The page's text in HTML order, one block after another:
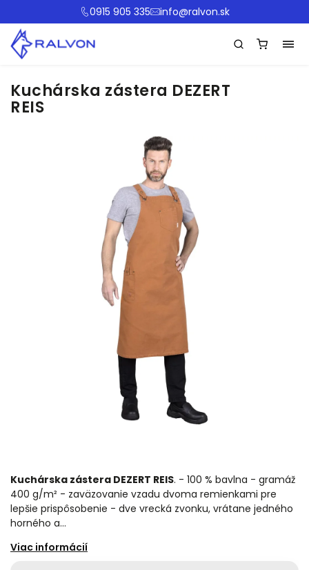
0915 905 335 info@ralvon.sk
Kuchárska zástera DEZERT
REIS
Kuchárska zástera DEZERT REIS. - 100 % bavlna - gramáž
400 g/m² - zaväzovanie vzadu dvoma remienkami pre
lepšie prispôsobenie - dve vrecká zvonku, vrátane jedného
horného a…